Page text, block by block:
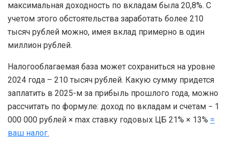
максимальная доходность по вкладам была 20,8%. С
учетом этого обстоятельства заработать более 210
тысяч рублей можно, имея вклад примерно в один
миллион рублей.
Налогооблагаемая база может сохраниться на уровне
2024 года – 210 тысяч рублей. Какую сумму придется
заплатить в 2025-м за прибыль прошлого года, можно
рассчитать по формуле: доход по вкладам и счетам − 1
000 000 рублей × max ставку годовых ЦБ 21% × 13% =
ваш налог.